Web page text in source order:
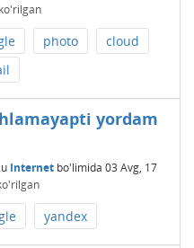
photo
cloud
yordam
Internetbo'limida 03 Avg, 17
yandex